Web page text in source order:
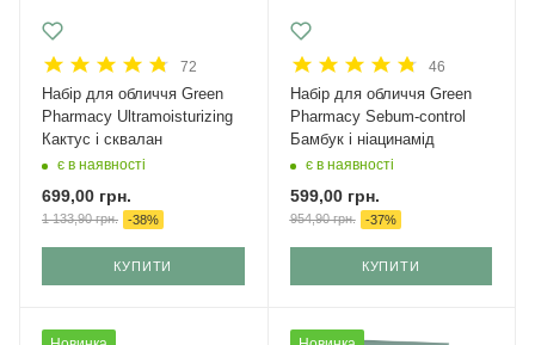
72
Набір для обличчя Green
Рharmacy Ultramoisturizing
Кактус і сквалан
є в наявності
699,00 грн.
1 133,90грн. -38%
КУПИТИ
46
Набір для обличчя Green
Рharmacy Sebum-control
Бамбук і ніацинамід
є в наявності
599,00грн.
954,90грн. -37%
КУПИТИ